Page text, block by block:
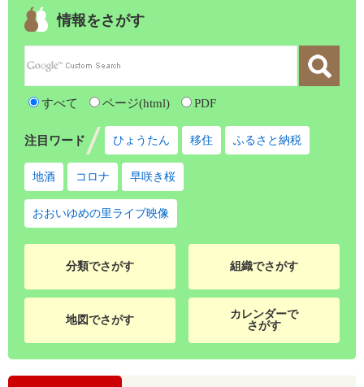
情報をさがす
すべて ページ(html) PDF
注目ワード ひょうたん 移住 ふるさと納税
地酒 コロナ 早咲き桜
おおいゆめの里ライブ映像
分類でさがす 組織でさがす
地図でさがす
カレンダーで
さがす